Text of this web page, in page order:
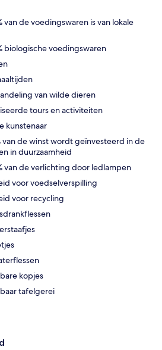
van de voedingswaren is van lokale
biologische voedingswaren
van wilde dieren
tours en activiteiten
kunstenaar
van de winst wordt geïnvesteerd in de
in duurzaamheid
van de verlichting door ledlampen
voor voedselverspilling
voor recycling
kopjes
tafelgerei